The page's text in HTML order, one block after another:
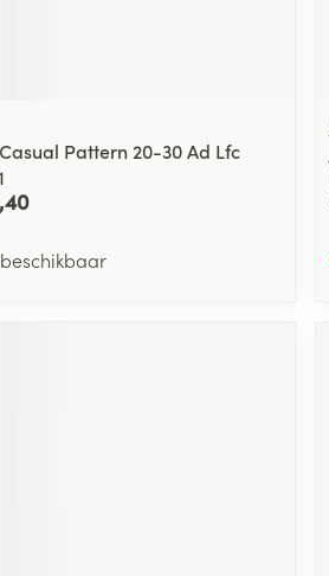
Pattern 20-30 Ad Lfc